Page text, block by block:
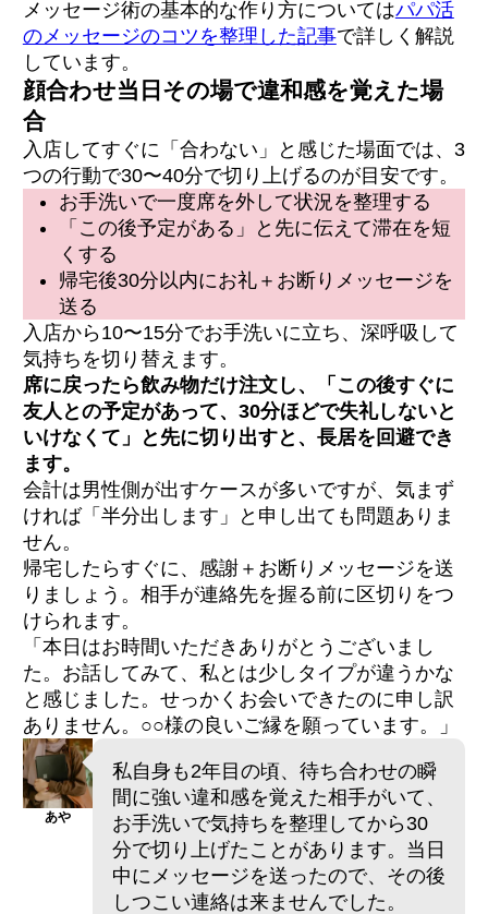
メッセージ術の基本的な作り方についてはパパ活
のメッセージのコツを整理した記事で詳しく解説
しています。
顔合わせ当日その場で違和感を覚えた場
合
入店してすぐに「合わない」と感じた場面では、3
つの行動で30〜40分で切り上げるのが目安です。
お手洗いで一度席を外して状況を整理する
「この後予定がある」と先に伝えて滞在を短
くする
帰宅後30分以内にお礼＋お断りメッセージを
送る
入店から10〜15分でお手洗いに立ち、深呼吸して
気持ちを切り替えます。
席に戻ったら飲み物だけ注文し、「この後すぐに
友人との予定があって、30分ほどで失礼しないと
いけなくて」と先に切り出すと、長居を回避でき
ます。
会計は男性側が出すケースが多いですが、気まず
ければ「半分出します」と申し出ても問題ありま
せん。
帰宅したらすぐに、感謝＋お断りメッセージを送
りましょう。相手が連絡先を握る前に区切りをつ
けられます。
「本日はお時間いただきありがとうございまし
た。お話してみて、私とは少しタイプが違うかな
と感じました。せっかくお会いできたのに申し訳
ありません。○○様の良いご縁を願っています。」
あや
私自身も2年目の頃、待ち合わせの瞬
間に強い違和感を覚えた相手がいて、
お手洗いで気持ちを整理してから30
分で切り上げたことがあります。当日
中にメッセージを送ったので、その後
しつこい連絡は来ませんでした。